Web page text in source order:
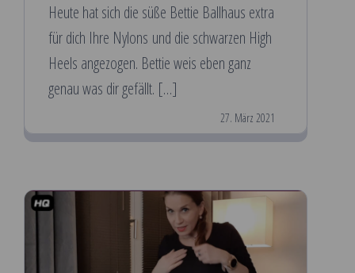
Heute hat sich die süße Bettie Ballhaus extra
für dich Ihre Nylons und die schwarzen High
Heels angezogen. Bettie weis eben ganz
genau was dir gefällt. […]
27. März 2021